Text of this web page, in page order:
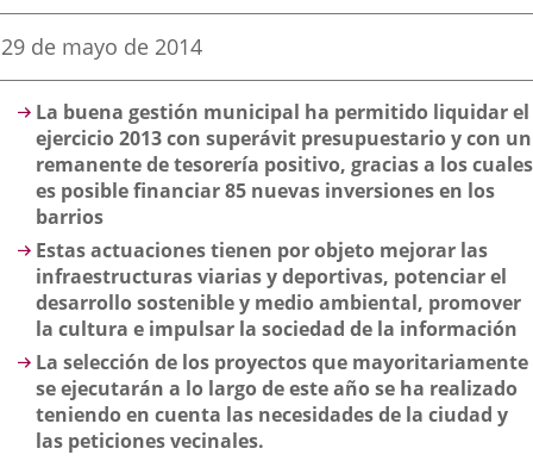
aplicación
externa.
aplicación
externa.
Fecha
la
noticia
29 de mayo de 2014
Descripción
La buena gestión municipal ha permitido liquidar el
ejercicio 2013 con superávit presupuestario y con un
remanente de tesorería positivo, gracias a los cuales
es posible financiar 85 nuevas inversiones en los
barrios
Estas actuaciones tienen por objeto mejorar las
infraestructuras viarias y deportivas, potenciar el
desarrollo sostenible y medio ambiental, promover
la cultura e impulsar la sociedad de la información
La selección de los proyectos que mayoritariamente
se ejecutarán a lo largo de este año se ha realizado
teniendo en cuenta las necesidades de la ciudad y
las peticiones vecinales.